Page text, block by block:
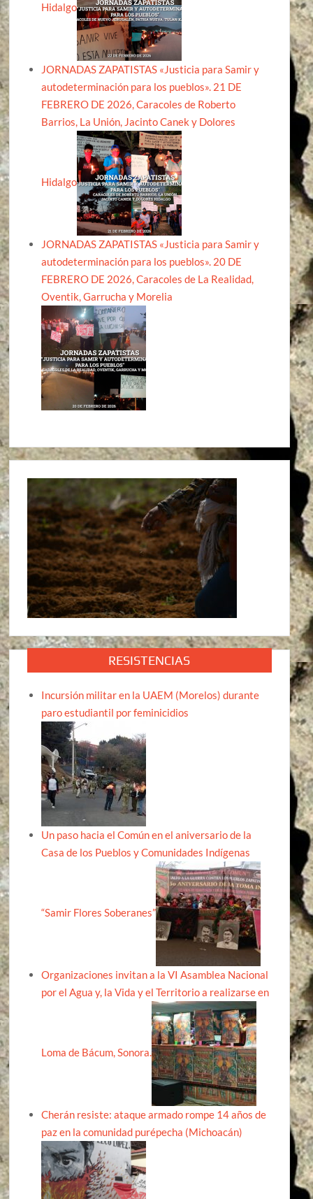
Hidalgo
JORNADAS ZAPATISTAS «Justicia para Samir y
autodeterminación para los pueblos». 21 DE
FEBRERO DE 2026, Caracoles de Roberto
Barrios, La Unión, Jacinto Canek y Dolores
Hidalgo
JORNADAS ZAPATISTAS «Justicia para Samir y
autodeterminación para los pueblos». 20 DE
FEBRERO DE 2026, Caracoles de La Realidad,
Oventik, Garrucha y Morelia
RESISTENCIAS
Incursión militar en la UAEM (Morelos) durante
paro estudiantil por feminicidios
Un paso hacia el Común en el aniversario de la
Casa de los Pueblos y Comunidades Indígenas
“Samir Flores Soberanes”
Organizaciones invitan a la VI Asamblea Nacional
por el Agua y, la Vida y el Territorio a realizarse en
Loma de Bácum, Sonora.
Cherán resiste: ataque armado rompe 14 años de
paz en la comunidad purépecha (Michoacán)